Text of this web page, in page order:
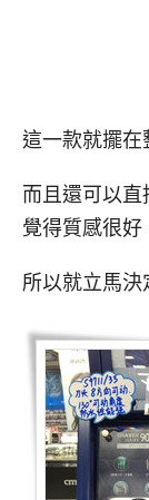
這一款就擺在
而且還可以
覺得質感很好
所以就立馬決